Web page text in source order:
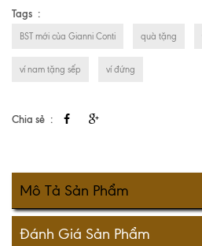
Tags
BST mới của Gianni Conti quà tặng
ví nam tặng sếp ví đứng
Chia sẻ
Mô Tả Sản Phẩm
Đánh Giá Sản Phẩm